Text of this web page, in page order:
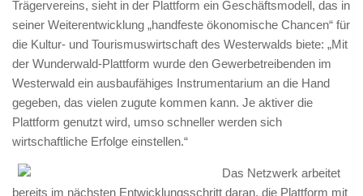
Trägervereins, sieht in der Plattform ein Geschäftsmodell, das in
seiner Weiterentwicklung „handfeste ökonomische Chancen“ für
die Kultur- und Tourismuswirtschaft des Westerwalds biete: „Mit
der Wunderwald-Plattform wurde den Gewerbetreibenden im
Westerwald ein ausbaufähiges Instrumentarium an die Hand
gegeben, das vielen zugute kommen kann. Je aktiver die
Plattform genutzt wird, umso schneller werden sich
wirtschaftliche Erfolge einstellen.“
Das Netzwerk arbeitet
bereits im nächsten Entwicklungsschritt daran, die Plattform mit